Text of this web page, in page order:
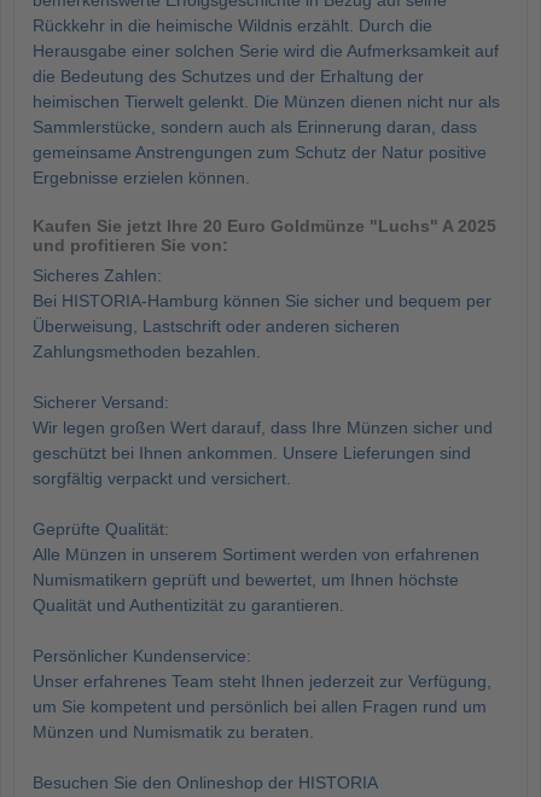
Rückkehr in die heimische Wildnis erzählt. Durch die
Herausgabe einer solchen Serie wird die Aufmerksamkeit auf
die Bedeutung des Schutzes und der Erhaltung der
heimischen Tierwelt gelenkt. Die Münzen dienen nicht nur als
Sammlerstücke, sondern auch als Erinnerung daran, dass
gemeinsame Anstrengungen zum Schutz der Natur positive
Ergebnisse erzielen können.
Kaufen Sie jetzt Ihre 20 Euro Goldmünze "Luchs" A 2025
und profitieren Sie von:
Sicheres Zahlen:
Bei HISTORIA-Hamburg können Sie sicher und bequem per
Überweisung, Lastschrift oder anderen sicheren
Zahlungsmethoden bezahlen.
Sicherer Versand:
Wir legen großen Wert darauf, dass Ihre Münzen sicher und
geschützt bei Ihnen ankommen. Unsere Lieferungen sind
sorgfältig verpackt und versichert.
Geprüfte Qualität:
Alle Münzen in unserem Sortiment werden von erfahrenen
Numismatikern geprüft und bewertet, um Ihnen höchste
Qualität und Authentizität zu garantieren.
Persönlicher Kundenservice:
Unser erfahrenes Team steht Ihnen jederzeit zur Verfügung,
um Sie kompetent und persönlich bei allen Fragen rund um
Münzen und Numismatik zu beraten.
Besuchen Sie den Onlineshop der HISTORIA